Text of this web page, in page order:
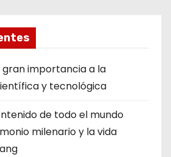
gran importancia a la
y tecnológica
de todo el mundo
milenario y la vida